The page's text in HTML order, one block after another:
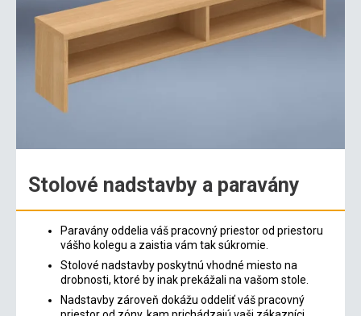
Stolové nadstavby a paravány
Paravány oddelia váš pracovný priestor od priestoru
vášho kolegu a zaistia vám tak súkromie.
Stolové nadstavby poskytnú vhodné miesto na
drobnosti, ktoré by inak prekážali na vašom stole.
Nadstavby zároveň dokážu oddeliť váš pracovný